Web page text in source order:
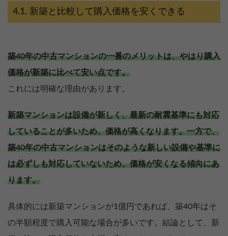
新築と比較して購入価格を安くできる
築40年の中古マンションの一番のメリットは、やはり購入
価格が新築に比べて安い点です。
これには明確な理由があります。
新築マンションは設備が新しく、最新の耐震基準にも対応
していることが多いため、価格が高くなります。一方で、
築40年の中古マンションはそのような新しい設備や基準に
は必ずしも対応していないため、価格が安くなる傾向にあ
ります。
具体的には新築マンションが1億円であれば、築40年はそ
の半額程度で購入可能な場合が多いです。結論として、新